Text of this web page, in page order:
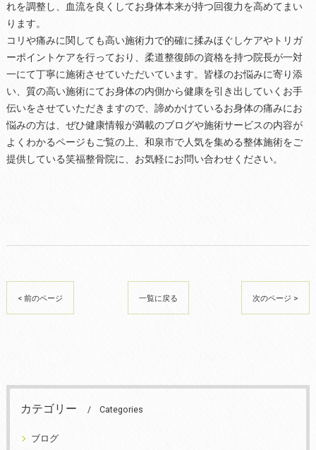
れを調整し、血流を良くしてお身体本来が持つ回復力を高めてまい
ります。
コリや痛みに関しても高い施術力で的確に揉みほぐしケアやトリガ
ーポイントケアを行っており、柔道整復師の資格を持つ院長が一対
一にて丁寧に施術させていただいています。皆様のお悩みに寄り添
い、質の高い施術にてお身体の内側から健康を引き出していくお手
伝いをさせていただきますので、諦めかけているお身体の痛みにお
悩みの方は、ぜひ健康情報が満載のブログや施術サービスの内容が
よくわかるページもご覧の上、和泉市で人気を集める整体施術をご
提供している笑福整骨院に、お気軽にお問い合わせください。
< 前のページ 一覧に戻る 次のページ >
カテゴリー Categories
ブログ